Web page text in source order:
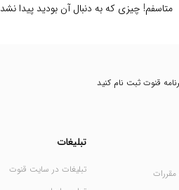
متاسفم! چیزی که به دنبال آن بودید پیدا نشد
قنوت ثبت نام کنید
مقررات
تبلیغات
تبلیغات در سایت قنوت